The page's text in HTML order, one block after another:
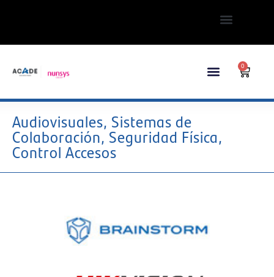
0
Audiovisuales, Sistemas de
Colaboración, Seguridad Física,
Control Accesos